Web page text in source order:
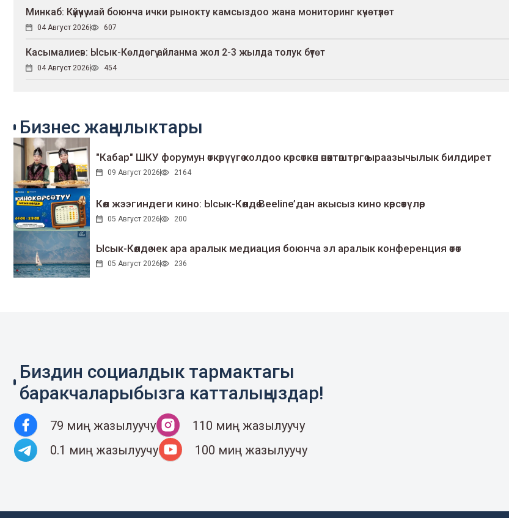
Минкаб: Күйүүчү май боюнча ички рынокту камсыздоо жана мониторинг күчөтүлөт
04 Август 2026 607
Касымалиев: Ысык-Көлдөгү айланма жол 2-3 жылда толук бүтөт
04 Август 2026 454
Бизнес жаңылыктары
"Кабар" ШКУ форумун өткөрүүгө колдоо көрсөткөн өнөктөштөргө ыраазычылык билдирет
09 Август 2026 2164
Көл жээгиндеги кино: Ысык-Көлдө Beeline’дан акысыз кино көрсөтүлөр
05 Август 2026 200
Ысык-Көлдө чек ара аралык медиация боюнча эл аралык конференция өтөт
05 Август 2026 236
Биздин социалдык тармактагы
баракчаларыбызга катталыңыздар!
79 миң жазылуучу
110 миң жазылуучу
0.1 миң жазылуучу
100 миң жазылуучу